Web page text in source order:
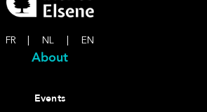
FR NL EN
About
Events